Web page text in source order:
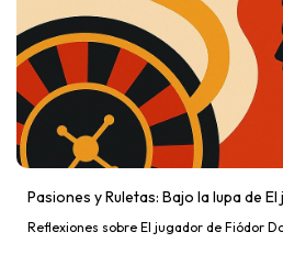
Pasiones y Ruletas: Bajo la lupa de
Reflexiones sobre El jugador de Fiódor